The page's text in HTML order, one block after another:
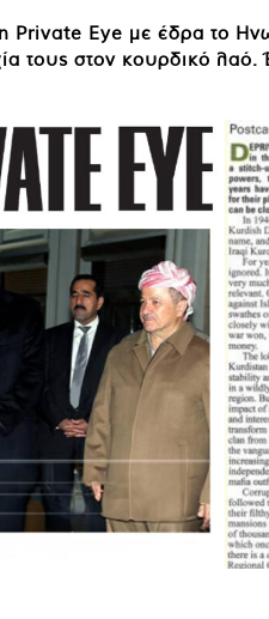
Private Eye με έδρα το
τους στον κουρδικό